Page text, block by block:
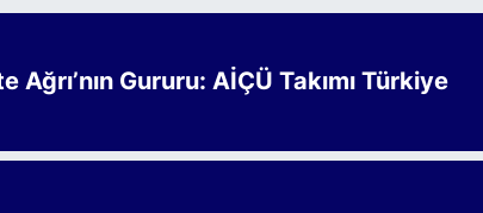
Ağrı’nın Gururu: AİÇÜ Takımı Türkiye